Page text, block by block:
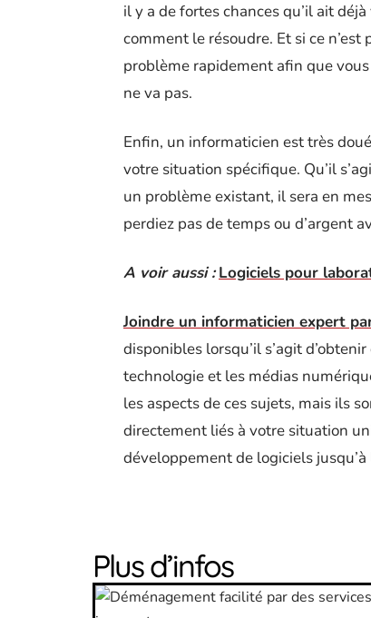
il y a de fortes chances qu’il ait
comment le résoudre. Et si ce
problème rapidement afin que
ne va pas.
Enfin, un informaticien est très
votre situation spécifique. Qu’il
un problème existant, il sera en
perdiez pas de temps ou d’argent
A voir aussi : Logiciels pour
Joindre un informaticien expert
disponibles lorsqu’il s’agit
technologie et les médias
les aspects de ces sujets, mais ils
directement liés à votre situation
développement de logiciels
Plus d’infos